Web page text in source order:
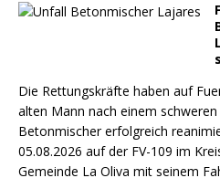
Die Rettungskräfte haben auf
alten Mann nach einem
Betonmischer erfolgreich
05.08.2026 auf der FV-109 im
Gemeinde La Oliva mit seinem